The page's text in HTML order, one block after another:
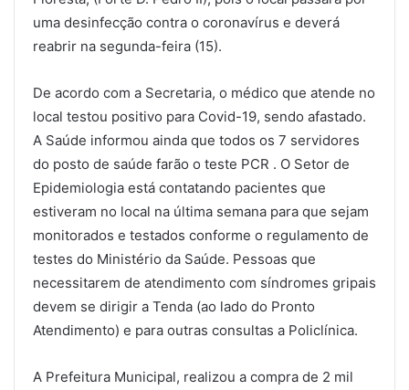
uma desinfecção contra o coronavírus e deverá
reabrir na segunda-feira (15).
De acordo com a Secretaria, o médico que atende no
local testou positivo para Covid-19, sendo afastado.
A Saúde informou ainda que todos os 7 servidores
do posto de saúde farão o teste PCR . O Setor de
Epidemiologia está contatando pacientes que
estiveram no local na última semana para que sejam
monitorados e testados conforme o regulamento de
testes do Ministério da Saúde. Pessoas que
necessitarem de atendimento com síndromes gripais
devem se dirigir a Tenda (ao lado do Pronto
Atendimento) e para outras consultas a Policlínica.
A Prefeitura Municipal, realizou a compra de 2 mil